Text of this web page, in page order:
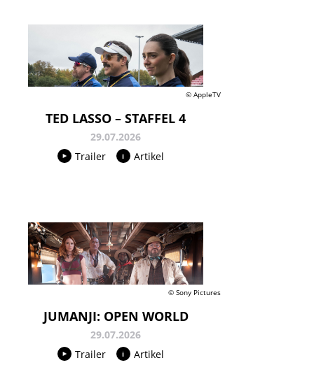
© AppleTV
TED LASSO – STAFFEL 4
29.07.2026
Trailer
Artikel
© Sony Pictures
JUMANJI: OPEN WORLD
29.07.2026
Trailer
Artikel